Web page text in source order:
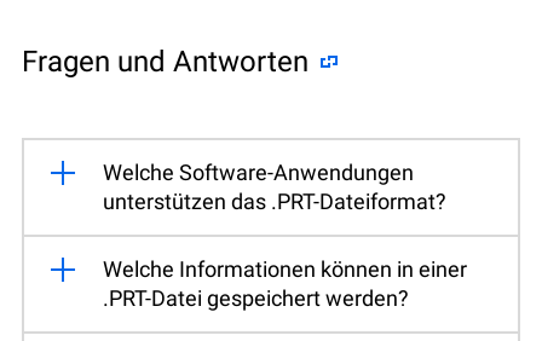
Fragen und Antworten
Welche Software-Anwendungen
unterstützen das .PRT-Dateiformat?
Welche Informationen können in einer
.PRT-Datei gespeichert werden?